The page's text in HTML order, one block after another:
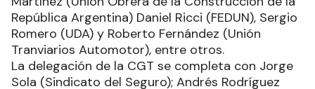
República Argentina) Daniel Ricci (FEDUN), Sergio
Romero (UDA) y Roberto Fernández (Unión
Tranviarios Automotor), entre otros.
La delegación de la CGT se completa con Jorge
Sola (Sindicato del Seguro); Andrés Rodríguez